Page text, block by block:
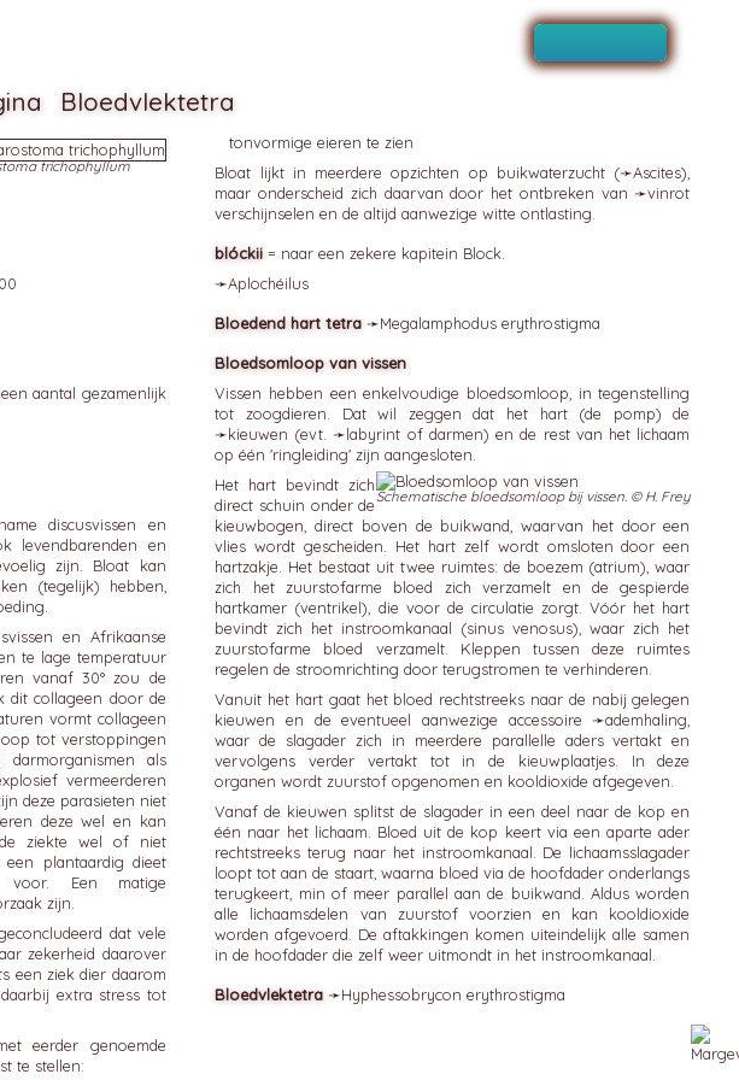
Bloedvlektetra
trichophyllum
aantal gezamenlijk
discusvissen en
levendbarenden en
zijn. Bloat kan
(tegelijk) hebben,
en Afrikaanse
te lage temperatuur
vanaf 30° zou de
dit collageen door de
vormt collageen
tot verstoppingen
als
vermeerderen
deze parasieten niet
deze wel en kan
ziekte wel of niet
plantaardig dieet
Een matige
zijn.
dat vele
zekerheid daarover
een ziek dier daarom
extra stress tot
eerder genoemde
te stellen:
tonvormige eieren te zien
Bloat lijkt in meerdere opzichten op buikwaterzucht (➛Ascites),
maar onderscheid zich daarvan door het ontbreken van ➛vinrot
verschijnselen en de altijd aanwezige witte ontlasting.
blóckii = naar een zekere kapitein Block.
➛Aplochéilus
Bloedend hart tetra ➛Megalamphodus erythrostigma
Bloedsomloop van vissen
Vissen hebben een enkelvoudige bloedsomloop, in tegenstelling
tot zoogdieren. Dat wil zeggen dat het hart (de pomp) de
➛kieuwen (evt. ➛labyrint of darmen) en de rest van het lichaam
op één 'ringleiding' zijn aangesloten.
Schematische bloedsomloop bij vissen. © H. Frey
Het hart bevindt zich
direct schuin onder de
kieuwbogen, direct boven de buikwand, waarvan het door een
vlies wordt gescheiden. Het hart zelf wordt omsloten door een
hartzakje. Het bestaat uit twee ruimtes: de boezem (atrium), waar
zich het zuurstofarme bloed zich verzamelt en de gespierde
hartkamer (ventrikel), die voor de circulatie zorgt. Vóór het hart
bevindt zich het instroomkanaal (sinus venosus), waar zich het
zuurstofarme bloed verzamelt. Kleppen tussen deze ruimtes
regelen de stroomrichting door terugstromen te verhinderen.
Vanuit het hart gaat het bloed rechtstreeks naar de nabij gelegen
kieuwen en de eventueel aanwezige accessoire ➛ademhaling
waar de slagader zich in meerdere parallelle aders vertakt en
vervolgens verder vertakt tot in de kieuwplaatjes. In deze
organen wordt zuurstof opgenomen en kooldioxide afgegeven.
Vanaf de kieuwen splitst de slagader in een deel naar de kop en
één naar het lichaam. Bloed uit de kop keert via een aparte ader
rechtstreeks terug naar het instroomkanaal. De lichaamsslagader
loopt tot aan de staart, waarna bloed via de hoofdader onderlangs
terugkeert, min of meer parallel aan de buikwand. Aldus worden
alle lichaamsdelen van zuurstof voorzien en kan kooldioxide
worden afgevoerd. De aftakkingen komen uiteindelijk alle samen
in de hoofdader die zelf weer uitmondt in het instroomkanaal.
Bloedvlektetra ➛Hyphessobrycon erythrostigma